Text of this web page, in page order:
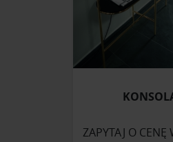
ZAPYTAJ O CENĘ